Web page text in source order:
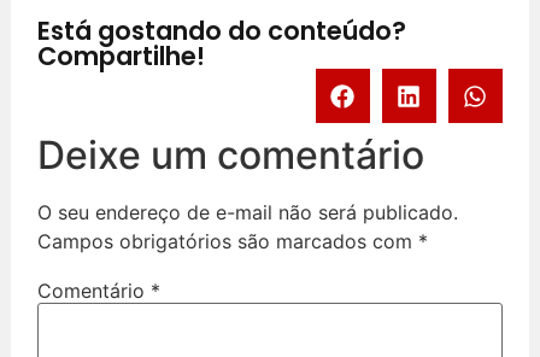
Está gostando do conteúdo?
Compartilhe!
Deixe um comentário
O seu endereço de e-mail não será publicado.
Campos obrigatórios são marcados com *
Comentário *